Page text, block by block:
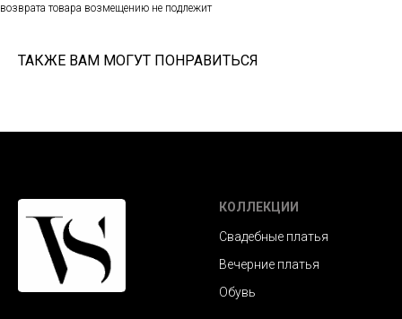
возврата товара возмещению не подлежит
ТАКЖЕ ВАМ МОГУТ ПОНРАВИТЬСЯ
КОЛЛЕКЦИИ
Свадебные платья
Вечерние платья
Обувь